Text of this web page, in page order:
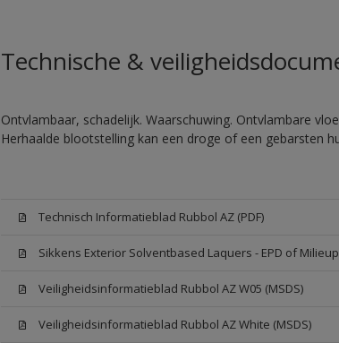
Technische &
Ontvlambaar, schadelijk. Waarschuwing. Ontvlambare
Herhaalde blootstelling kan een droge of een gebarsten
Technisch Informatieblad Rubbol AZ (PDF)
Sikkens Exterior Solventbased Laquers - EPD of
Veiligheidsinformatieblad Rubbol AZ W05 (MSDS)
Veiligheidsinformatieblad Rubbol AZ White (MSDS)